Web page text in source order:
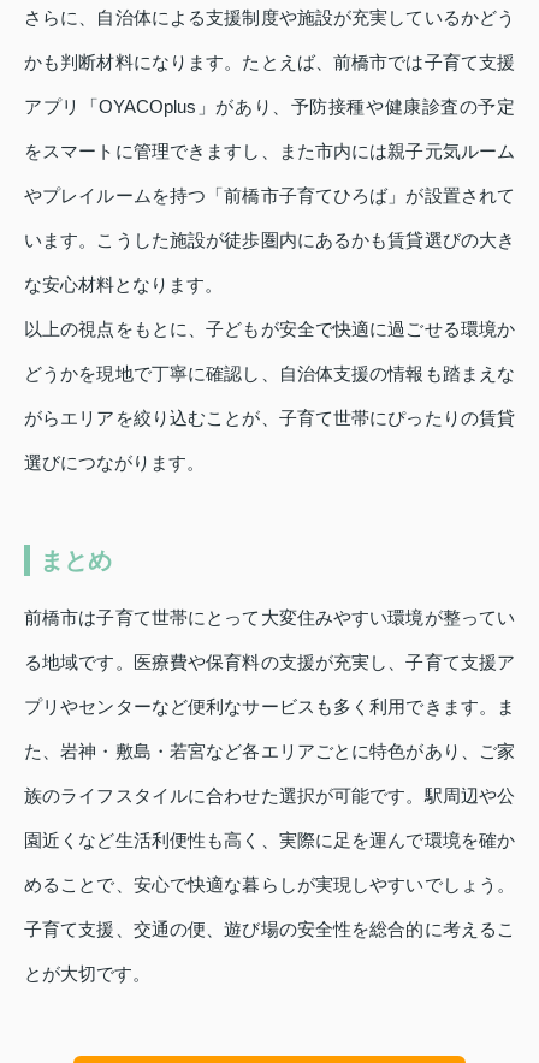
さらに、自治体による支援制度や施設が充実しているかどう
かも判断材料になります。たとえば、前橋市では子育て支援
アプリ「OYACOplus」があり、予防接種や健康診査の予定
をスマートに管理できますし、また市内には親子元気ルーム
やプレイルームを持つ「前橋市子育てひろば」が設置されて
います。こうした施設が徒歩圏内にあるかも賃貸選びの大き
な安心材料となります。
以上の視点をもとに、子どもが安全で快適に過ごせる環境か
どうかを現地で丁寧に確認し、自治体支援の情報も踏まえな
がらエリアを絞り込むことが、子育て世帯にぴったりの賃貸
選びにつながります。
まとめ
前橋市は子育て世帯にとって大変住みやすい環境が整ってい
る地域です。医療費や保育料の支援が充実し、子育て支援ア
プリやセンターなど便利なサービスも多く利用できます。ま
た、岩神・敷島・若宮など各エリアごとに特色があり、ご家
族のライフスタイルに合わせた選択が可能です。駅周辺や公
園近くなど生活利便性も高く、実際に足を運んで環境を確か
めることで、安心で快適な暮らしが実現しやすいでしょう。
子育て支援、交通の便、遊び場の安全性を総合的に考えるこ
とが大切です。